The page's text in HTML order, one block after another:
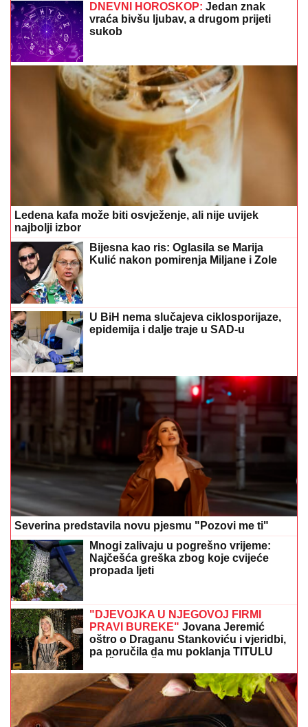
DNEVNI HOROSKOP: Jedan znak
vraća bivšu ljubav, a drugom prijeti
sukob
Ledena kafa može biti osvježenje, ali nije uvijek
najbolji izbor
Bijesna kao ris: Oglasila se Marija
Kulić nakon pomirenja Miljane i Zole
U BiH nema slučajeva ciklosporijaze,
epidemija i dalje traje u SAD-u
Severina predstavila novu pjesmu "Pozovi me ti"
Mnogi zalivaju u pogrešno vrijeme:
Najčešća greška zbog koje cvijeće
propada ljeti
"DJEVOJKA U NJEGOVOJ FIRMI
PRAVI BUREKE" Jovana Jeremić
oštro o Draganu Stankoviću i vjeridbi,
pa poručila da mu poklanja TITULU